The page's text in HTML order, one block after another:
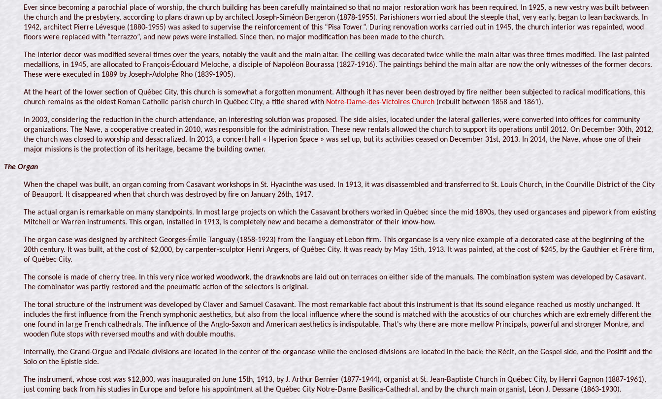
Ever since becoming a parochial place of worship, the church building has been carefully maintained so that no major restoration work has been required. In 1925, a new vestry was built between
the church and the presbytery, according to plans drawn up by architect Joseph-Siméon Bergeron (1878-1955). Parishioners worried about the steeple that, very early, began to lean backwards. In
1942, architect Pierre Lévesque (1880-1955) was asked to supervise the reinforcement of this “Pisa Tower”. During renovation works carried out in 1945, the church interior was repainted, wood
floors were replaced with “terrazzo”, and new pews were installed. Since then, no major modification has been made to the church.
The interior decor was modified several times over the years, notably the vault and the main altar. The ceiling was decorated twice while the main altar was three times modified. The last painted
medallions, in 1945, are allocated to François-Édouard Meloche, a disciple of Napoléon Bourassa (1827-1916). The paintings behind the main altar are now the only witnesses of the former decors.
These were executed in 1889 by Joseph-Adolphe Rho (1839-1905).
At the heart of the lower section of Québec City, this church is somewhat a forgotten monument. Although it has never been destroyed by fire neither been subjected to radical modifications, this
church remains as the oldest Roman Catholic parish church in Québec City, a title shared with Notre-Dame-des-Victoires Church (rebuilt between 1858 and 1861).
In 2003, considering the reduction in the church attendance, an interesting solution was proposed. The side aisles, located under the lateral galleries, were converted into offices for community
organizations. The Nave, a cooperative created in 2010, was responsible for the administration. These new rentals allowed the church to support its operations until 2012. On December 30th, 2012,
the church was closed to worship and desacralized. In 2013, a concert hall « Hyperion Space » was set up, but its activities ceased on December 31st, 2013. In 2014, the Nave, whose one of their
major missions is the protection of its heritage, became the building owner.
The Organ
When the chapel was built, an organ coming from Casavant workshops in St. Hyacinthe was used. In 1913, it was disassembled and transferred to St. Louis Church, in the Courville District of the City
of Beauport. It disappeared when that church was destroyed by fire on January 26th, 1917.
The actual organ is remarkable on many standpoints. In most large projects on which the Casavant brothers worked in Québec since the mid 1890s, they used organcases and pipework from existing
Mitchell or Warren instruments. This organ, installed in 1913, is completely new and became a demonstrator of their know-how.
The organ case was designed by architect Georges-Émile Tanguay (1858-1923) from the Tanguay et Lebon firm. This organcase is a very nice example of a decorated case at the beginning of the
20th century. It was built, at the cost of $2,000, by carpenter-sculptor Henri Angers, of Québec City. It was ready by May 15th, 1913. It was painted, at the cost of $245, by the Gauthier et Frère firm,
of Québec City.
The console is made of cherry tree. In this very nice worked woodwork, the drawknobs are laid out on terraces on either side of the manuals. The combination system was developed by Casavant.
The combinator was partly restored and the pneumatic action of the selectors is original.
The tonal structure of the instrument was developed by Claver and Samuel Casavant. The most remarkable fact about this instrument is that its sound elegance reached us mostly unchanged. It
includes the first influence from the French symphonic aesthetics, but also from the local influence where the sound is matched with the acoustics of our churches which are extremely different the
one found in large French cathedrals. The influence of the Anglo-Saxon and American aesthetics is indisputable. That's why there are more mellow Principals, powerful and stronger Montre, and
wooden flute stops with reversed mouths and with double mouths.
Internally, the Grand-Orgue and Pédale divisions are located in the center of the organcase while the enclosed divisions are located in the back: the Récit, on the Gospel side, and the Positif and the
Solo on the Epistle side.
The instrument, whose cost was $12,800, was inaugurated on June 15th, 1913, by J. Arthur Bernier (1877-1944), organist at St. Jean-Baptiste Church in Québec City, by Henri Gagnon (1887-1961),
just coming back from his studies in Europe and before his appointment at the Québec City Notre-Dame Basilica-Cathedral, and by the church main organist, Léon J. Dessane (1863-1930).